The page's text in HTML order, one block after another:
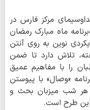
مرکز فارس در
ماه مبارک رمضان
نوین به روی آنتن
تلاش دارد تا ضمن
را با مفاهیم عمیق
«وصال» با پیوستن
هر شب میزبان بحث و
طرح است.